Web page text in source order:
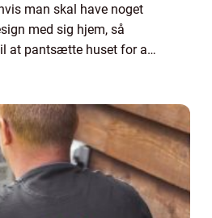
man skal have noget
med sig hjem, så
at pantsætte huset for at